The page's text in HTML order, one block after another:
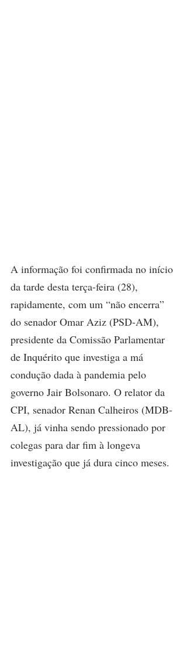
A informação foi confirmada no início
da tarde desta terça-feira (28),
rapidamente, com um “não encerra”
do senador Omar Aziz (PSD-AM),
presidente da Comissão Parlamentar
de Inquérito que investiga a má
condução dada à pandemia pelo
governo Jair Bolsonaro. O relator da
CPI, senador Renan Calheiros (MDB-
AL), já vinha sendo pressionado por
colegas para dar fim à longeva
investigação que já dura cinco meses.